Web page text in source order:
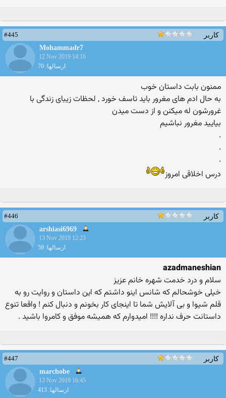
کاربر
#445
Mohammadr7
12 Nov 2019 14:16
ارسالها: 70
ممنون بابت داستان خوب
به حال ادم های مغرور باید تاسف خورد , لحظات زیبای زندگی با
غرورشون له میکنن و از دست میدن
بیایید مغرور نباشیم
.
.
.
درس اخلاقی امروز
کاربر
#446
arshiasi6969
13 Nov 2019 12:23
ارسالها: 59
azadmaneshian
سلام و درد خدمت شهره خانم عزیز
خیلی خوشحالم که شانس اینو داشتم که این داستان و روایت رو به
قلم شیوا و بی آلایش شما تا اینجای کار بخونم و دنبال کنم ! واقعا تنوع
داستانت حرف نداره !!!! امیدوارم که همیشه موفق و کامروا باشید .
کاربر
#447
marchobe
13 Nov 2019 16:45
ارسالها: 413